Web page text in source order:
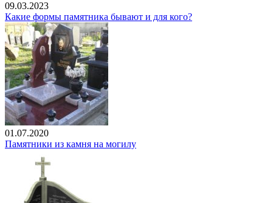
09.03.2023
Какие формы памятника бывают и для кого?
01.07.2020
Памятники из камня на могилу